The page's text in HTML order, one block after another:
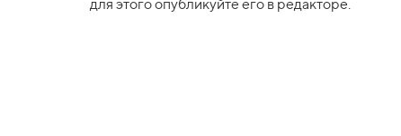
для этого опубликуйте его в редакторе.